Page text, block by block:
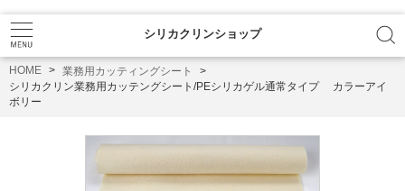
シリカクリンショップ
HOME
業務用カッティングシート
シリカクリン業務用カッテングシート/PEシリカゲル通常タイプ カラーアイ
ボリー